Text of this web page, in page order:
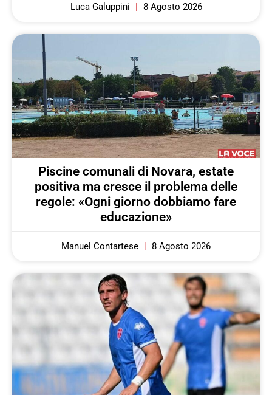
Luca Galuppini 8 Agosto 2026
Piscine comunali di Novara, estate
positiva ma cresce il problema delle
regole: «Ogni giorno dobbiamo fare
educazione»
Manuel Contartese 8 Agosto 2026